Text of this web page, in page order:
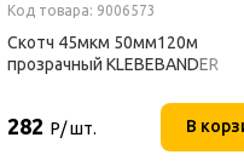
Код товара: 9006573
Скотч 45мкм 50мм120м
прозрачный KLEBEBANDER
282 Р/ шт. В